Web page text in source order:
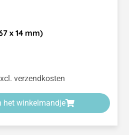
x 14 mm)
verzendkosten
het winkelmandje